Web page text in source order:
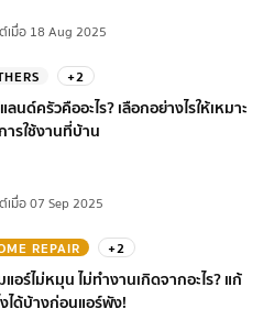
เมื่อ 18 Aug 2025
+2
ลนด์ครัวคืออะไร? เลือกอย่างไรให้เหมาะ
รใช้งานที่บ้าน
เมื่อ 07 Sep 2025
REPAIR +2
อร์ไม่หมุน ไม่ทํางานเกิดจากอะไร? แก้
ได้บ้างก่อนแอร์พัง!